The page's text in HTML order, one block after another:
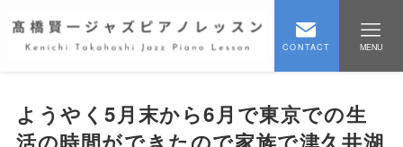
CONTACT MENU
ようやく5月末から6月で東京での生